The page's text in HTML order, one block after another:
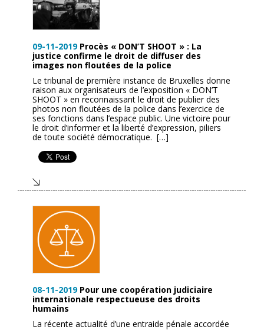
09-11-2019 Procès « DON’T SHOOT » : La
justice confirme le droit de diffuser des
images non floutées de la police
Le tribunal de première instance de Bruxelles donne
raison aux organisateurs de l’exposition « DON’T
SHOOT » en reconnaissant le droit de publier des
photos non floutées de la police dans l’exercice de
ses fonctions dans l’espace public. Une victoire pour
le droit d’informer et la liberté d’expression, piliers
de toute société démocratique. […]
08-11-2019 Pour une coopération judiciaire
internationale respectueuse des droits
humains
La récente actualité d’une entraide pénale accordée